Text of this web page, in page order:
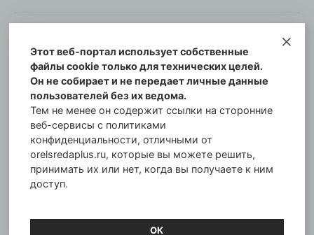
© Информационный городской портал
Орловская cреда-плюс, 2021-2026
Свидетельство о регистрации СМИ: ПИ №57-
00254 от 29 октября 2013 г.
Газета зарегистрирована Управлением
Федеральной службы по надзору в сфере связи,
информационных технологий и массовых
коммуникаций по Орловской области.
Главный редактор: Татьяна Филёва
Этот веб-портал использует собственные
файлы cookie только для технических целей.
Он не собирает и не передает личные данные
пользователей без их ведома.
Тем не менее он содержит ссылки на сторонние
веб-сервисы с политиками
конфиденциальности, отличными от
orelsredaplus.ru, которые вы можете решить,
принимать их или нет, когда вы получаете к ним
доступ.
ОК